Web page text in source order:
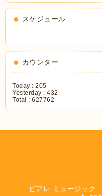
スケジュール
カウンター
Today :205
Yesterday :432
Total :627762
ピアレ ミュージッ